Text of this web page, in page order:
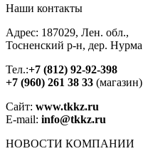
Наши контакты
Адрес: 187029, Лен. обл.,
Тосненский р-н, дер. Нурма
Тел.:+7 (812) 92-92-398
+7 (960) 261 38 33 (магазин)
Сайт: www.tkkz.ru
E-mail: info@tkkz.ru
НОВОСТИ КОМПАНИИ